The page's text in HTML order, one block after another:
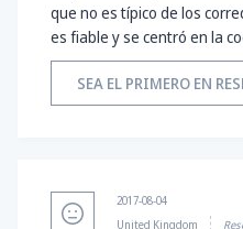
que no es típico de los
es fiable y se centró en la
SEA EL PRIMERO EN
2017-08-04
United Kingdom